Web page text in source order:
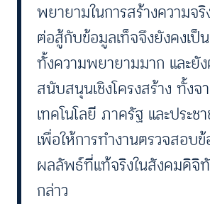
พยายามในการสร้างความจ
ต่อสู้กับข้อมูลเท็จจึงยังคงเป็
ทั้งความพยายามมาก และยั
สนับสนุนเชิงโครงสร้าง ทั้ง
เทคโนโลยี ภาครัฐ และประช
เพื่อให้การทำงานตรวจสอบข้
ผลลัพธ์ที่แท้จริงในสังคมดิจิ
กล่าว